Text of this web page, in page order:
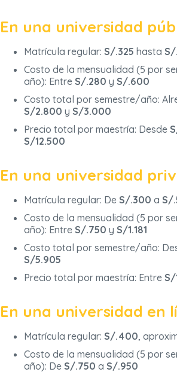
En una universidad
Matrícula regular: S/.325 hasta S/
Costo de la mensualidad (5 por
año): Entre S/.280 y S/.600
Costo total por semestre/año:
S/2.800 y S/3.000
Precio total por maestría: Desde
S/12.500
En una universidad
Matrícula regular: De S/.300 a S/
Costo de la mensualidad (5 por
año): Entre S/.750 y S/1.181
Costo total por semestre/año:
S/5.905
Precio total por maestría: Entre S/
En una universidad en
Matrícula regular: S/.400,
Costo de la mensualidad (5 por
año): De S/.750 a S/.950